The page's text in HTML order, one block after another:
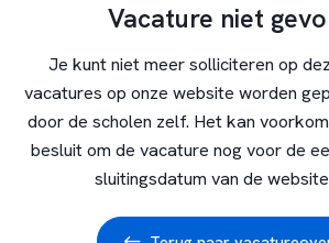
Vacature niet
Je kunt niet meer solliciteren op
vacatures op onze website worden
door de scholen zelf. Het kan
besluit om de vacature nog voor de
sluitingsdatum van de